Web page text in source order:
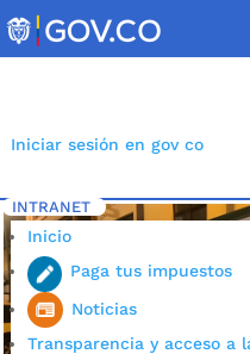
to
content
Iniciar sesión en gov co
INTRANET
Inicio
Paga tus impuestos
Noticias
Transparencia y acceso a
Inicio 5 Etiqueta: